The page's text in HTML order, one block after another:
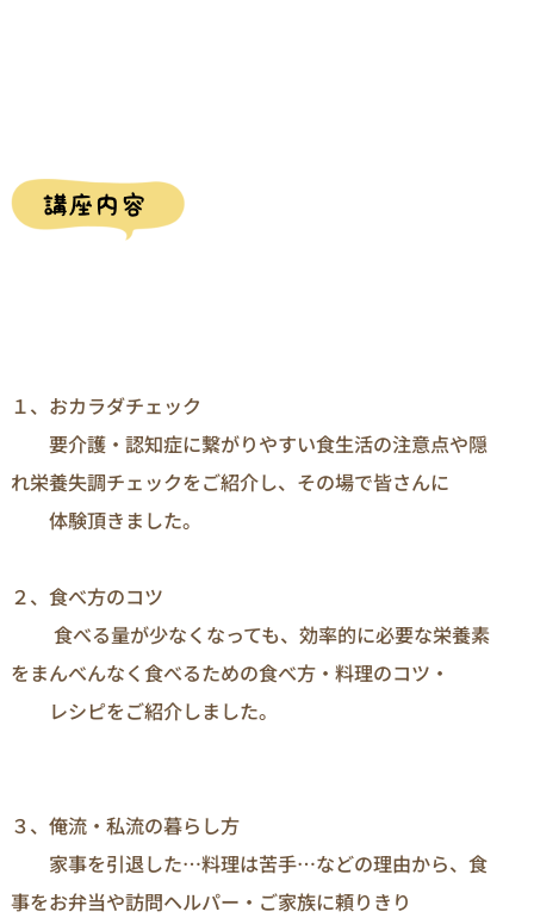
１、おカラダチェック
要介護・認知症に繋がりやすい食生活の注意点や隠
れ栄養失調チェックをご紹介し、その場で皆さんに
体験頂きました。
２、食べ方のコツ
食べる量が少なくなっても、効率的に必要な栄養素
をまんべんなく食べるための食べ方・料理のコツ・
レシピをご紹介しました。
３、俺流・私流の暮らし方
家事を引退した…料理は苦手…などの理由から、食
事をお弁当や訪問ヘルパー・ご家族に頼りきり